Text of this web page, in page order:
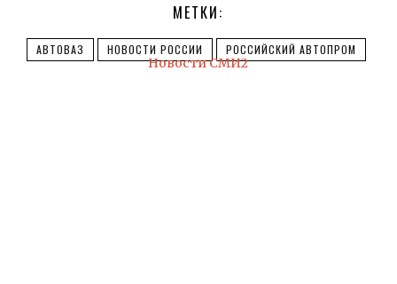
МЕТКИ:
АВТОВАЗ НОВОСТИ РОССИИ РОССИЙСКИЙ АВТОПРОМ
Новости СМИ2